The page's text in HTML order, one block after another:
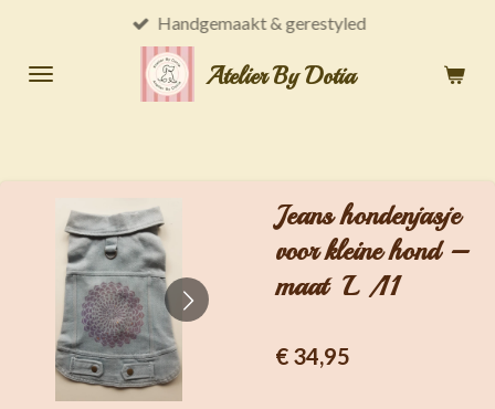
naar
Atelier By Dotia
Handgemaakt & gerestyled
Jeans hondenjasje
voor kleine hond –
maat L /11
€ 34,95